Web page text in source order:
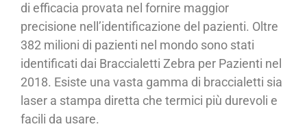
di efficacia provata nel fornire maggior
precisione nell’identificazione del pazienti. Oltre
382 milioni di pazienti nel mondo sono stati
identificati dai Braccialetti Zebra per Pazienti nel
2018. Esiste una vasta gamma di braccialetti sia
laser a stampa diretta che termici più durevoli e
facili da usare.